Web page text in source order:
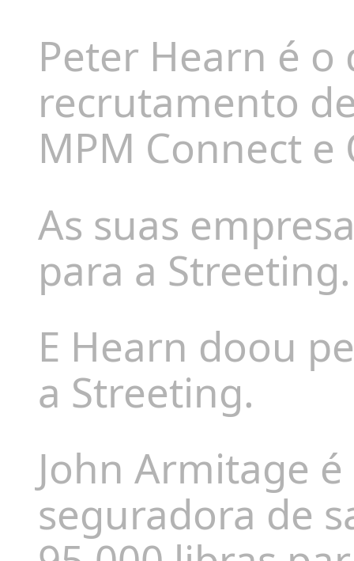
Peter Hearn é
recrutamento
MPM Connect
As suas
para a Streeting.
E Hearn doou
a Streeting.
John Armitage
seguradora de